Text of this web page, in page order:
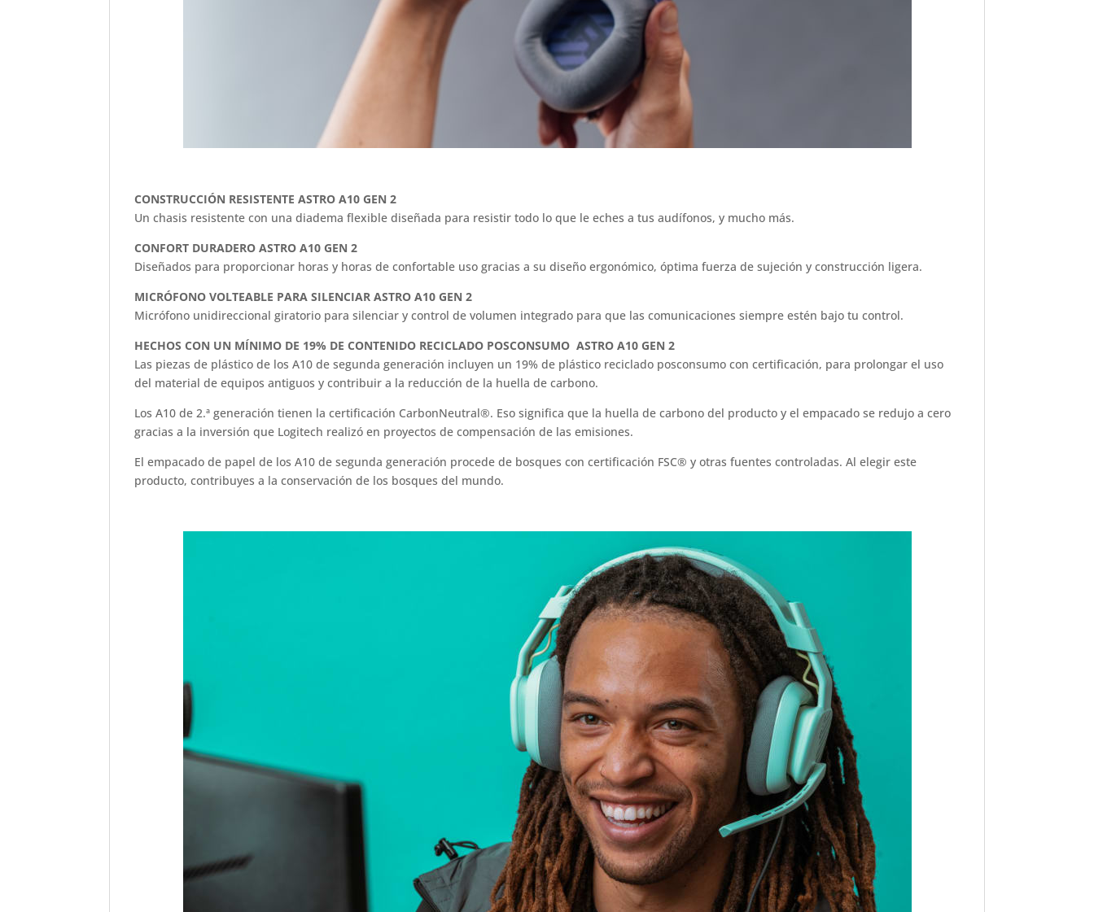
CONSTRUCCIÓN RESISTENTE ASTRO A10 GEN 2
Un chasis resistente con una diadema flexible diseñada para resistir todo lo que le eches a tus audífonos, y mucho más.
CONFORT DURADERO ASTRO A10 GEN 2
Diseñados para proporcionar horas y horas de confortable uso gracias a su diseño ergonómico, óptima fuerza de sujeción y construcción ligera.
MICRÓFONO VOLTEABLE PARA SILENCIAR ASTRO A10 GEN 2
Micrófono unidireccional giratorio para silenciar y control de volumen integrado para que las comunicaciones siempre estén bajo tu control.
HECHOS CON UN MÍNIMO DE 19% DE CONTENIDO RECICLADO POSCONSUMO ASTRO A10 GEN 2
Las piezas de plástico de los A10 de segunda generación incluyen un 19% de plástico reciclado posconsumo con certificación, para prolongar el uso
del material de equipos antiguos y contribuir a la reducción de la huella de carbono.
Los A10 de 2.ª generación tienen la certificación CarbonNeutral®. Eso significa que la huella de carbono del producto y el empacado se redujo a cero
gracias a la inversión que Logitech realizó en proyectos de compensación de las emisiones.
El empacado de papel de los A10 de segunda generación procede de bosques con certificación FSC® y otras fuentes controladas. Al elegir este
producto, contribuyes a la conservación de los bosques del mundo.